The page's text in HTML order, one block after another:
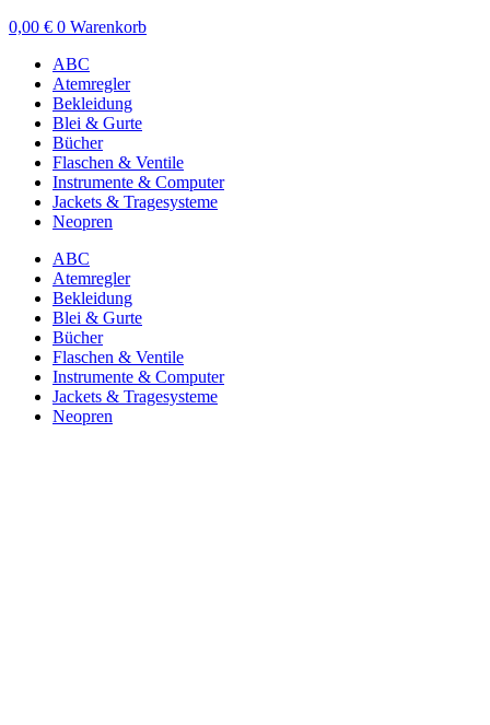
0,00 € 0 Warenkorb
ABC
Atemregler
Bekleidung
Blei & Gurte
Bücher
Flaschen & Ventile
Instrumente & Computer
Jackets & Tragesysteme
Neopren
ABC
Atemregler
Bekleidung
Blei & Gurte
Bücher
Flaschen & Ventile
Instrumente & Computer
Jackets & Tragesysteme
Neopren